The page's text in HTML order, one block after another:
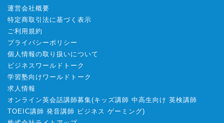
運営会社概要
特定商取引法に基づく表示
ご利用規約
プライバシーポリシー
個人情報の取り扱いについて
ビジネスワールドトーク
学習塾向けワールドトーク
求人情報
オンライン英会話講師募集(キッズ講師 中高生向け 英検講師
TOEIC講師 発音講師 ビジネス ゲーミング)